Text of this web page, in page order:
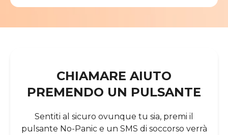
CHIAMARE AIUTO
PREMENDO UN PULSANTE
Sentiti al sicuro ovunque tu sia, premi il
pulsante No-Panic e un SMS di soccorso verrà